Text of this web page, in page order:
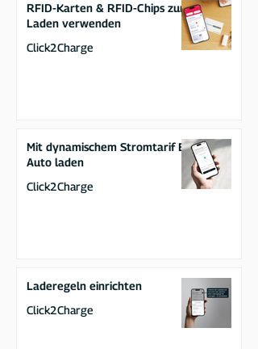
RFID-Karten & RFID-Chips zum
Laden verwenden
Click2Charge
Mit dynamischem Stromtarif E-
Auto laden
Click2Charge
Laderegeln einrichten
Click2Charge